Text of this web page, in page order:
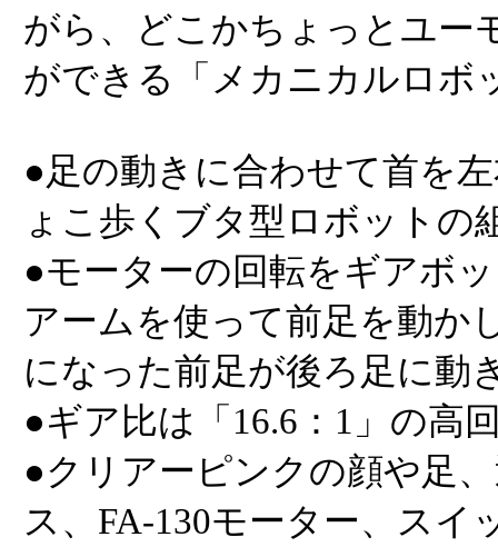
がら、どこかちょっとユー
ができる「メカニカルロボ
●足の動きに合わせて首を
ょこ歩くブタ型ロボットの
●モーターの回転をギアボ
アームを使って前足を動か
になった前足が後ろ足に動
●ギア比は「16.6：1」の高
●クリアーピンクの顔や足
ス、FA-130モーター、スイ